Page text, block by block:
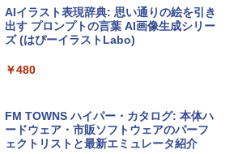
D - ミッドナイト
￥278,800
SSD インテル Core 5
￥129,800
Microsoft Office Home & Business 202
4(最新 永続版)|オンラインコード版|Wind
Windows版 | Minecraft (マインクラフ
ト): Java & Bedrock Edition | オンライ
AIイラスト表現辞典: 思い通りの絵を引き
出す プロンプトの言葉 AI画像生成シリー
ズ (はぴーイラストLabo)
￥480
FM TOWNS ハイパー・カタログ: 本体ハ
ードウェア・市販ソフトウェアのパーフ
ェクトリストと最新エミュレータ紹介